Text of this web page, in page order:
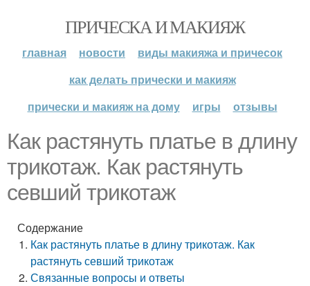
ПРИЧЕСКА И МАКИЯЖ
главная новости
виды макияжа и причесок
как делать прически и макияж
прически и макияж на дому
игры отзывы
Как растянуть платье в длину
трикотаж. Как растянуть
севший трикотаж
Содержание
Как растянуть платье в длину трикотаж. Как
растянуть севший трикотаж
Связанные вопросы и ответы